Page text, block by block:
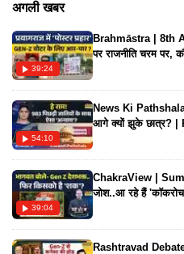
अगली खबर
39:24
Brahmāstra | 8th
पर राजनीति चरम
54:10
News Ki
आगे क्यों झुके छात्र?
39:04
ChakraView |
जोश..आ रहे हैं
Rashtravad Debate | Rahul का 'नूरी' वाला वीडियो..PM